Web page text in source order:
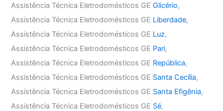
Assistência Técnica Eletrodomésticos GEGlicério,
Assistência Técnica Eletrodomésticos GE Liberdade,
Assistência Técnica Eletrodomésticos GE Luz,
Assistência Técnica Eletrodomésticos GE Pari,
Assistência Técnica Eletrodomésticos GE República,
Assistência Técnica Eletrodomésticos GE Santa Cecília,
Assistência Técnica Eletrodomésticos GE Santa Efigênia,
Assistência Técnica Eletrodomésticos GE Sé,